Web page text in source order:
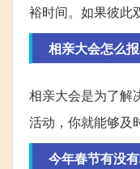
裕时间。如果彼此
相亲大会怎么
相亲大会是为了解
活动，你就能够及
今年春节有没